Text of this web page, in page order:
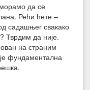
да се
Рећи ћете –
садашњег свакако
Тврдим да није.
на страним
фундаментална